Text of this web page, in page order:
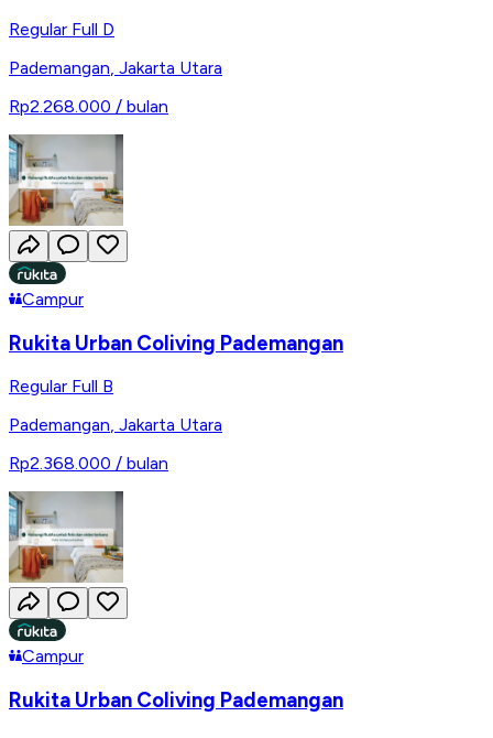
Regular Full D
Pademangan, Jakarta Utara
Rp2.268.000 / bulan
Campur
Rukita Urban Coliving Pademangan
Regular Full B
Pademangan, Jakarta Utara
Rp2.368.000 / bulan
Campur
Rukita Urban Coliving Pademangan